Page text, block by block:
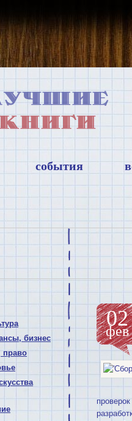
события
бизнес
право
02
фев